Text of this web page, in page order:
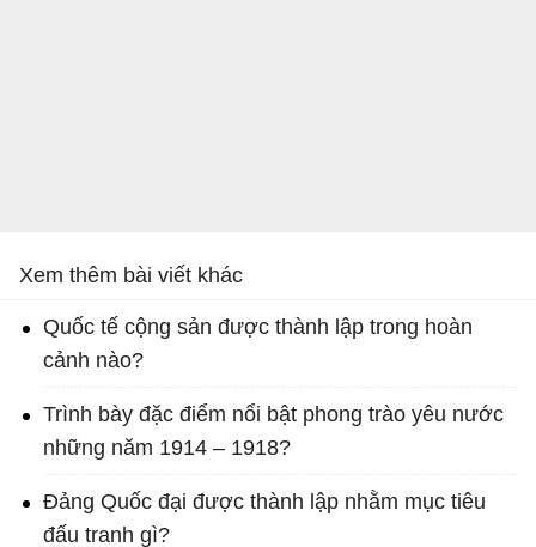
Xem thêm bài viết khác
Quốc tế cộng sản được thành lập trong hoàn
cảnh nào?
Trình bày đặc điểm nổi bật phong trào yêu nước
những năm 1914 – 1918?
Đảng Quốc đại được thành lập nhằm mục tiêu
đấu tranh gì?